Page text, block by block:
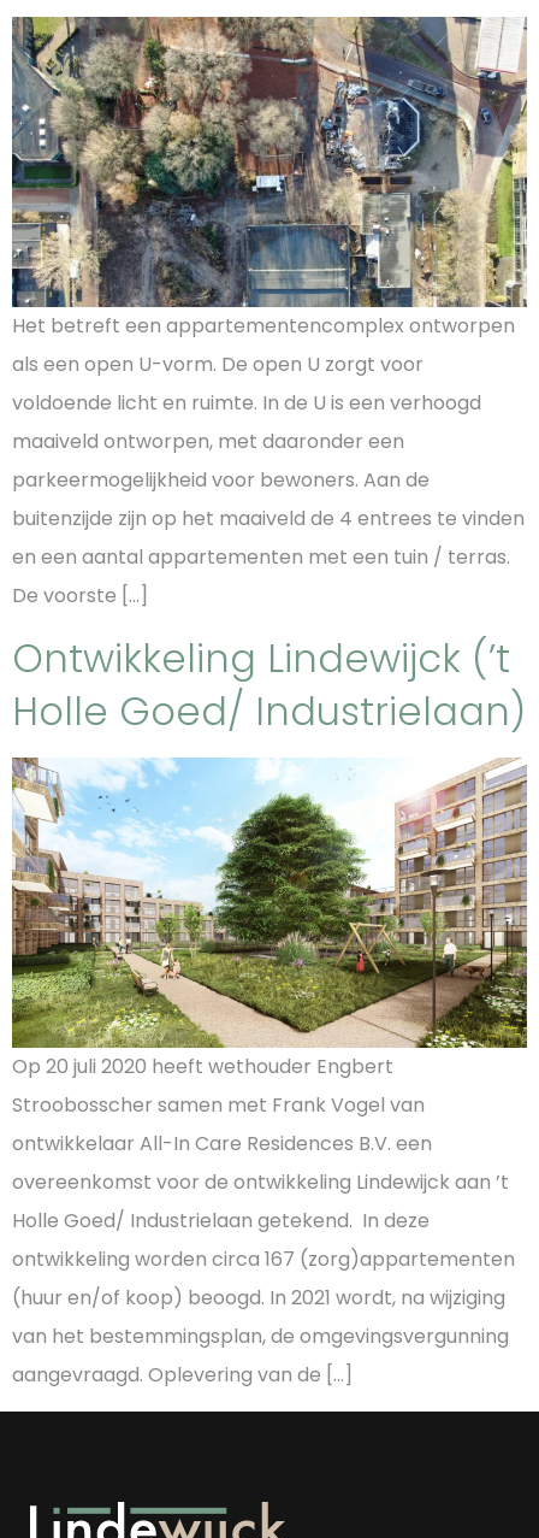
Het betreft een appartementencomplex ontworpen
als een open U-vorm. De open U zorgt voor
voldoende licht en ruimte. In de U is een verhoogd
maaiveld ontworpen, met daaronder een
parkeermogelijkheid voor bewoners. Aan de
buitenzijde zijn op het maaiveld de 4 entrees te vinden
en een aantal appartementen met een tuin / terras.
De voorste […]
Ontwikkeling Lindewijck (’t
Holle Goed/ Industrielaan)
Op 20 juli 2020 heeft wethouder Engbert
Stroobosscher samen met Frank Vogel van
ontwikkelaar All-In Care Residences B.V. een
overeenkomst voor de ontwikkeling Lindewijck aan ’t
Holle Goed/ Industrielaan getekend. In deze
ontwikkeling worden circa 167 (zorg)appartementen
(huur en/of koop) beoogd. In 2021 wordt, na wijziging
van het bestemmingsplan, de omgevingsvergunning
aangevraagd. Oplevering van de […]